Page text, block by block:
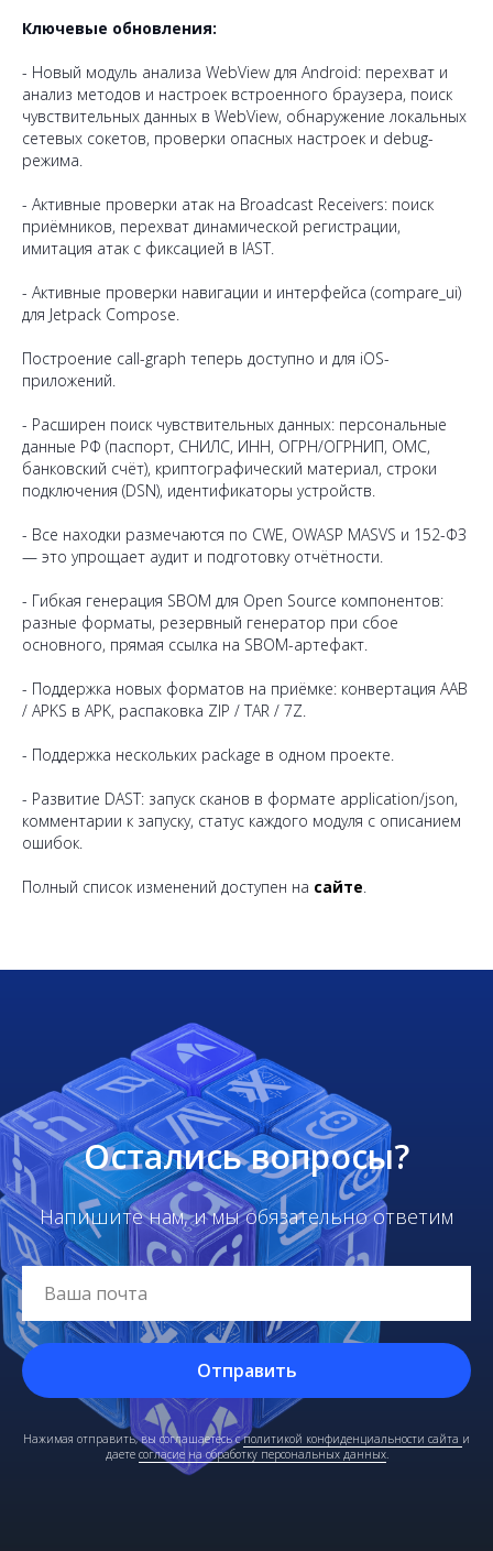
Ключевые обновления:
- Новый модуль анализа WebView для Android: перехват и
анализ методов и настроек встроенного браузера, поиск
чувствительных данных в WebView, обнаружение локальных
сетевых сокетов, проверки опасных настроек и debug-
режима.
- Активные проверки атак на Broadcast Receivers: поиск
приёмников, перехват динамической регистрации,
имитация атак с фиксацией в IAST.
- Активные проверки навигации и интерфейса (compare_ui)
для Jetpack Compose.
Построение call-graph теперь доступно и для iOS-
приложений.
- Расширен поиск чувствительных данных: персональные
данные РФ (паспорт, СНИЛС, ИНН, ОГРН/ОГРНИП, ОМС,
банковский счёт), криптографический материал, строки
подключения (DSN), идентификаторы устройств.
- Все находки размечаются по CWE, OWASP MASVS и 152-ФЗ
— это упрощает аудит и подготовку отчётности.
- Гибкая генерация SBOM для Open Source компонентов:
разные форматы, резервный генератор при сбое
основного, прямая ссылка на SBOM-артефакт.
- Поддержка новых форматов на приёмке: конвертация AAB
/ APKS в APK, распаковка ZIP / TAR / 7Z.
- Поддержка нескольких package в одном проекте.
- Развитие DAST: запуск сканов в формате application/json,
комментарии к запуску, статус каждого модуля с описанием
ошибок.
Полный список изменений доступен на сайте.
Остались вопросы?
Напишите нам, и мы обязательно ответим
Отправить
Нажимая отправить, вы соглашаетесь с политикой конфиденциальности сайта и
даете согласие на обработку персональных данных.